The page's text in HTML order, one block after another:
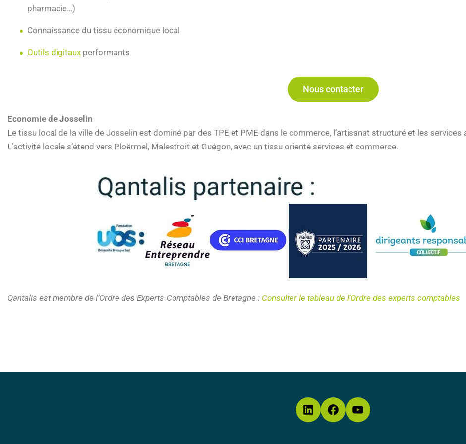
pharmacie…)
Connaissance du tissu économique local
Outils digitaux performants
Nous contacter
Economie de Josselin
Le tissu local de la ville de Josselin est dominé par des TPE et PME dans le commerce, l’artisanat structuré et les
L’activité locale s’étend vers Ploërmel, Malestroit et Guégon, avec un tissu orienté services et commerce.
Qantalis est membre de l’Ordre des Experts-Comptables de Bretagne : Consulter le tableau de l’Ordre des experts comptables